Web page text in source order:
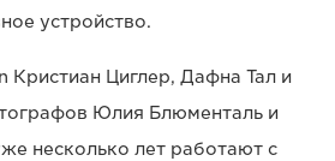
устройство.
Кристиан Циглер, Дафна Тал и
Юлия Блюменталь и
несколько лет работают с